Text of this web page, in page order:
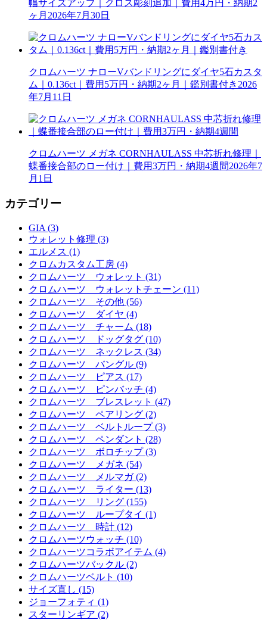
幅サイズアップ｜クロス彫刻追加｜費用4万円・納期2
ヶ月 2026年7月30日
クロムハーツ ナローVバンドリングにダイヤ5石カスタ
ム｜0.136ct｜費用5万円・納期2ヶ月｜鑑別書付き 2026
年7月11日
クロムハーツ メガネ CORNHAULASS 中芯折れ修理｜
蝶番接合部のロー付け｜費用3万円・納期4週間2026年7
月1日
カテゴリー
GIA (3)
ウォレット修理 (3)
エルメス (1)
クロムカスタム工房 (4)
クロムハーツ ウォレット (31)
クロムハーツ ウォレットチェーン (11)
クロムハーツ その他 (56)
クロムハーツ ダイヤ (4)
クロムハーツ チャーム (18)
クロムハーツ ドッグタグ (10)
クロムハーツ ネックレス (34)
クロムハーツ バングル (9)
クロムハーツ ピアス (17)
クロムハーツ ピンバッチ (4)
クロムハーツ ブレスレット (47)
クロムハーツ ペアリング (2)
クロムハーツ ベルトループ (3)
クロムハーツ ペンダント (28)
クロムハーツ ボロチップ (3)
クロムハーツ メガネ (54)
クロムハーツ メルマガ (2)
クロムハーツ ライター (13)
クロムハーツ リング (155)
クロムハーツ ループタイ (1)
クロムハーツ 時計 (12)
クロムハーツウォッチ (10)
クロムハーツコラボアイテム (4)
クロムハーツバックル (2)
クロムハーツベルト (10)
サイズ直し (15)
ジョーフォティ (1)
スターリンギア (2)